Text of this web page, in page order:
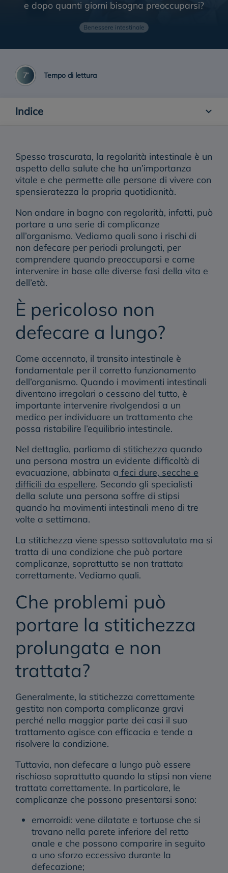
Stitichezza nei bambini
e dopo quanti giorni bisogna preoccuparsi?
Benessere intestinale
7’ Tempo di lettura
Indice
Spesso trascurata, la regolarità intestinale è un
aspetto della salute che ha un’importanza
vitale e che permette alle persone di vivere con
spensieratezza la propria quotidianità.
Non andare in bagno con regolarità, infatti, può
portare a una serie di complicanze
all’organismo. Vediamo quali sono i rischi di
non defecare per periodi prolungati, per
comprendere quando preoccuparsi e come
intervenire in base alle diverse fasi della vita e
dell’età.
È pericoloso non
defecare a lungo?
Come accennato, il transito intestinale è
fondamentale per il corretto funzionamento
dell’organismo. Quando i movimenti intestinali
diventano irregolari o cessano del tutto, è
importante intervenire rivolgendosi a un
medico per individuare un trattamento che
possa ristabilire l’equilibrio intestinale.
Nel dettaglio, parliamo di stitichezza quando
una persona mostra un evidente difficoltà di
evacuazione, abbinata a feci dure, secche e
difficili da espellere. Secondo gli specialisti
della salute una persona soffre di stipsi
quando ha movimenti intestinali meno di tre
volte a settimana.
La stitichezza viene spesso sottovalutata ma si
tratta di una condizione che può portare
complicanze, soprattutto se non trattata
correttamente. Vediamo quali.
Che problemi può
portare la stitichezza
prolungata e non
trattata?
Generalmente, la stitichezza correttamente
gestita non comporta complicanze gravi
perché nella maggior parte dei casi il suo
trattamento agisce con efficacia e tende a
risolvere la condizione.
Tuttavia, non defecare a lungo può essere
rischioso soprattutto quando la stipsi non viene
trattata correttamente. In particolare, le
complicanze che possono presentarsi sono:
emorroidi: vene dilatate e tortuose che si
trovano nella parete inferiore del retto
anale e che possono comparire in seguito
a uno sforzo eccessivo durante la
defecazione;